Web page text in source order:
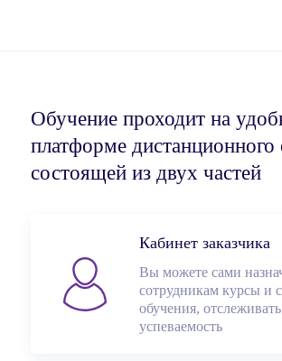
Обучение проходит на
платформе дистанционного
состоящей из двух частей
Кабинет заказчика
Вы можете сами
сотрудникам курсы и
обучения,
успеваемость